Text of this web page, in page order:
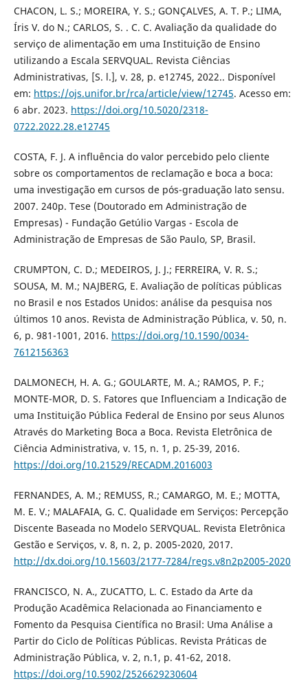
CHACON, L. S.; MOREIRA, Y. S.; GONÇALVES, A. T. P.; LIMA,
Íris V. do N.; CARLOS, S. . C. C. Avaliação da qualidade do
serviço de alimentação em uma Instituição de Ensino
utilizando a Escala SERVQUAL. Revista Ciências
Administrativas, [S. l.], v. 28, p. e12745, 2022.. Disponível
em: https://ojs.unifor.br/rca/article/view/12745. Acesso em:
6 abr. 2023. https://doi.org/10.5020/2318-
0722.2022.28.e12745
COSTA, F. J. A influência do valor percebido pelo cliente
sobre os comportamentos de reclamação e boca a boca:
uma investigação em cursos de pós-graduação lato sensu.
2007. 240p. Tese (Doutorado em Administração de
Empresas) - Fundação Getúlio Vargas - Escola de
Administração de Empresas de São Paulo, SP, Brasil.
CRUMPTON, C. D.; MEDEIROS, J. J.; FERREIRA, V. R. S.;
SOUSA, M. M.; NAJBERG, E. Avaliação de políticas públicas
no Brasil e nos Estados Unidos: análise da pesquisa nos
últimos 10 anos. Revista de Administração Pública, v. 50, n.
6, p. 981-1001, 2016. https://doi.org/10.1590/0034-
7612156363
DALMONECH, H. A. G.; GOULARTE, M. A.; RAMOS, P. F.;
MONTE-MOR, D. S. Fatores que Influenciam a Indicação de
uma Instituição Pública Federal de Ensino por seus Alunos
Através do Marketing Boca a Boca. Revista Eletrônica de
Ciência Administrativa, v. 15, n. 1, p. 25-39, 2016.
https://doi.org/10.21529/RECADM.2016003
FERNANDES, A. M.; REMUSS, R.; CAMARGO, M. E.; MOTTA,
M. E. V.; MALAFAIA, G. C. Qualidade em Serviços: Percepção
Discente Baseada no Modelo SERVQUAL. Revista Eletrônica
Gestão e Serviços, v. 8, n. 2, p. 2005-2020, 2017.
http://dx.doi.org/10.15603/2177-7284/regs.v8n2p2005-2020
FRANCISCO, N. A., ZUCATTO, L. C. Estado da Arte da
Produção Acadêmica Relacionada ao Financiamento e
Fomento da Pesquisa Científica no Brasil: Uma Análise a
Partir do Ciclo de Políticas Públicas. Revista Práticas de
Administração Pública, v. 2, n.1, p. 41-62, 2018.
https://doi.org/10.5902/2526629230604